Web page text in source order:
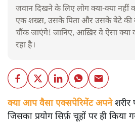
जवान दिखने के लिए लोग क्या-क्या
एक शख्स, उसके पिता और उसके बेटे की
चौंक जाएंगे! जानिए, आख़िर वे ऐसा क्या
रहा है।
क्या आप वैसा एक्सपेरिमेंट अपने शरीर
जिसका प्रयोग सिर्फ़ चूहों पर ही